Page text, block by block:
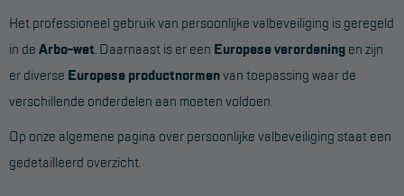
Het professioneel gebruik van persoonlijke valbeveiliging is geregeld
in de Arbo-wet . Daarnaast is er een Europese verordening en zijn
er diverse Europese productnormenvan toepassing waar de
verschillende onderdelen aan moeten voldoen.
Op onze algemene pagina over persoonlijke valbeveiliging staat een
gedetailleerd overzicht.